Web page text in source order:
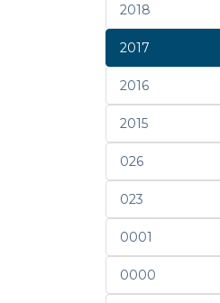
2018
2017
2016
2015
026
023
0001
0000